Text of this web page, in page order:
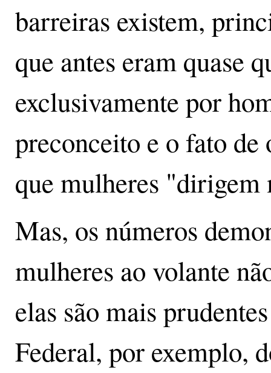
barreiras existem,
que antes eram quase
exclusivamente por
preconceito e o fato
que mulheres "dirigem
Mas, os números
mulheres ao volante
elas são mais
Federal, por exemplo,